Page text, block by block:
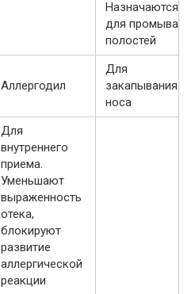
Назначаются
для
полостей
Аллергодил
Для
закапывания
носа
Для
внутреннего
приема.
Уменьшают
выраженность
отека,
блокируют
развитие
аллергической
реакции